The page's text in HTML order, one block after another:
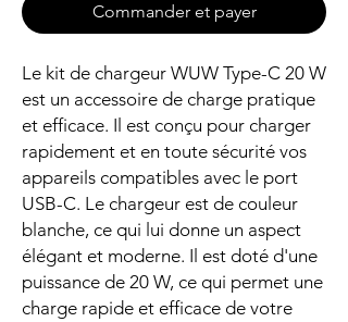
Commander et payer
Le kit de chargeur WUW Type-C 20 W
est un accessoire de charge pratique
et efficace. Il est conçu pour charger
rapidement et en toute sécurité vos
appareils compatibles avec le port
USB-C. Le chargeur est de couleur
blanche, ce qui lui donne un aspect
élégant et moderne. Il est doté d'une
puissance de 20 W, ce qui permet une
charge rapide et efficace de votre